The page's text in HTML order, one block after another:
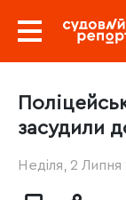
засудили
Неділя, 2 Липня